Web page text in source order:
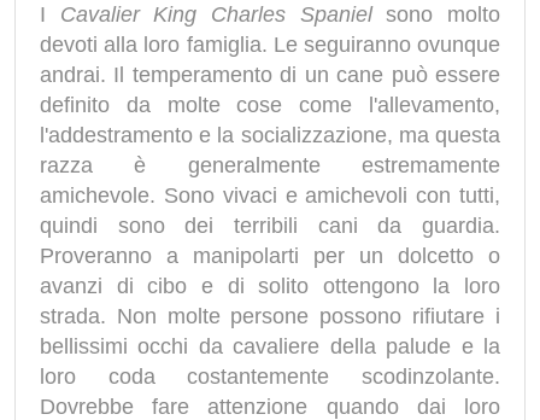
I Cavalier King Charles Spanielsono molto
devoti alla loro famiglia. Le seguiranno ovunque
andrai. Il temperamento di un cane può essere
definito da molte cose come l'allevamento,
l'addestramento e la socializzazione, ma questa
razza è generalmente estremamente
amichevole. Sono vivaci e amichevoli con tutti,
quindi sono dei terribili cani da guardia.
Proveranno a manipolarti per un dolcetto o
avanzi di cibo e di solito ottengono la loro
strada. Non molte persone possono rifiutare i
bellissimi occhi da cavaliere della palude e la
loro coda costantemente scodinzolante.
Dovrebbe fare attenzione quando dai loro